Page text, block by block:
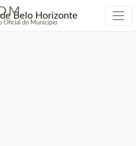
Oficial do Município